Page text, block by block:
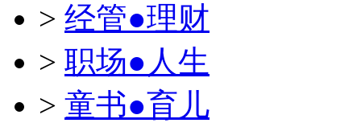
> 经管●理财
> 职场●人生
> 童书●育儿